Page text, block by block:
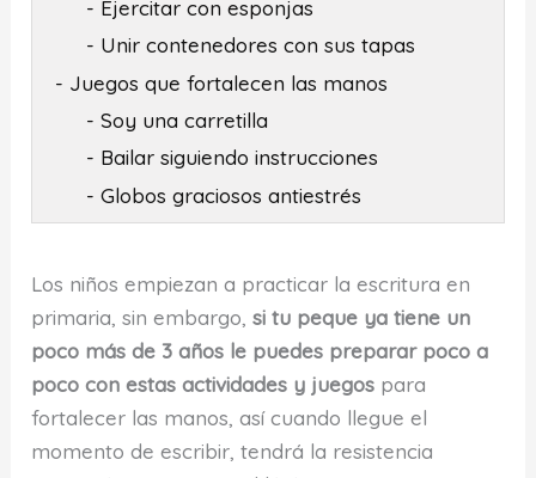
- Ejercitar con esponjas
- Unir contenedores con sus tapas
- Juegos que fortalecen las manos
- Soy una carretilla
- Bailar siguiendo instrucciones
- Globos graciosos antiestrés
Los niños empiezan a practicar la escritura en
primaria, sin embargo,si tu peque ya tiene un
poco más de 3 años le puedes preparar poco a
poco con estas actividades y juegos para
fortalecer las manos, así cuando llegue el
momento de escribir, tendrá la resistencia